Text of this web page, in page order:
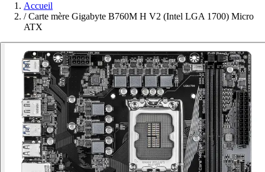
Accueil
/ Carte mère Gigabyte B760M H V2 (Intel LGA 1700) Micro
ATX